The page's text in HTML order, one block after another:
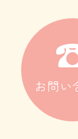
お問い